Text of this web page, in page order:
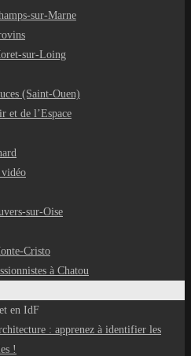
sur-Marne
sur-Loing
(Saint-Ouen)
et de l’Espace
sur-Oise
Cristo
à Chatou
en IdF
: apprenez à identifier les
!